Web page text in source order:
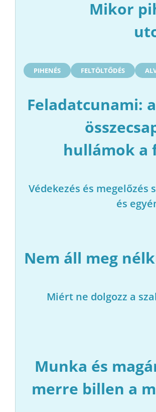
Mikor
PIHENÉS FELTÖLTŐDÉS
Feladatcunami:
hullámok a
Védekezés és megelőzés
és
Nem áll meg
Miért ne dolgozz a
Munka és
merre billen a